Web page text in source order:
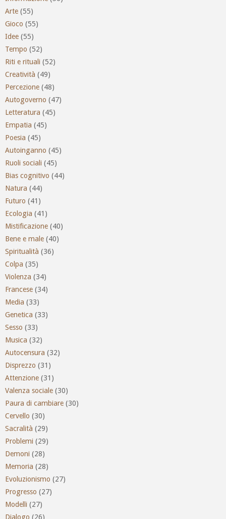
Arte (55)
Gioco (55)
Idee (55)
Tempo (52)
Riti e rituali (52)
Creatività (49)
Percezione (48)
Autogoverno (47)
Letteratura (45)
Empatia (45)
Poesia (45)
Autoinganno (45)
Ruoli sociali (45)
Bias cognitivo (44)
Natura (44)
Futuro (41)
Ecologia (41)
Mistificazione (40)
Bene e male (40)
Spiritualità (36)
Colpa (35)
Violenza (34)
Francese (34)
Media (33)
Genetica (33)
Sesso (33)
Musica (32)
Autocensura (32)
Disprezzo (31)
Attenzione (31)
Valenza sociale (30)
Paura di cambiare (30)
Cervello (30)
Sacralità (29)
Problemi (29)
Demoni (28)
Memoria (28)
Evoluzionismo (27)
Progresso (27)
Modelli (27)
Dialogo (26)